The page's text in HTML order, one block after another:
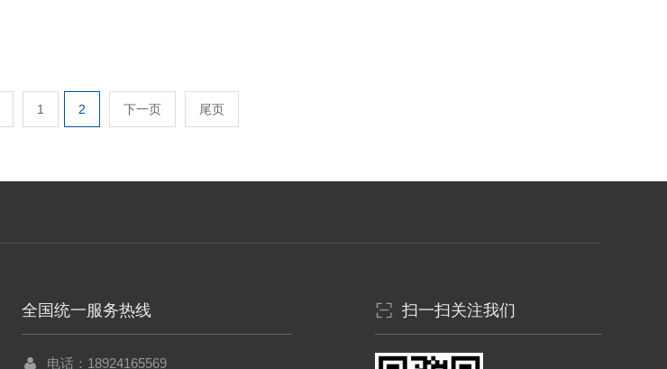
1 2 下一页 尾页
全国统一服务热线
电话：18924165569
扫一扫关注我们